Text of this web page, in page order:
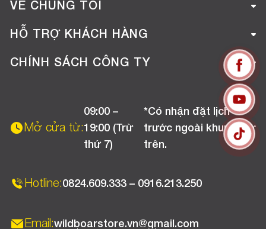
VỀ CHÚNG TÔI
Giới thiệu công ty
Tuyển dụng
HỖ TRỢ KHÁCH HÀNG
Hướng dẫn mua hàng online
Chương trình khuyến mãi
CHÍNH SÁCH CÔNG TY
Chính sách bảo hành
Mở cửa từ:
09:00 –
19:00 (Trừ
thứ 7)
*Có nhận đặt lịch
trước ngoài khung giờ
trên.
Hotline:0824.609.333 – 0916.213.250
Email:wildboarstore.vn@gmail.com